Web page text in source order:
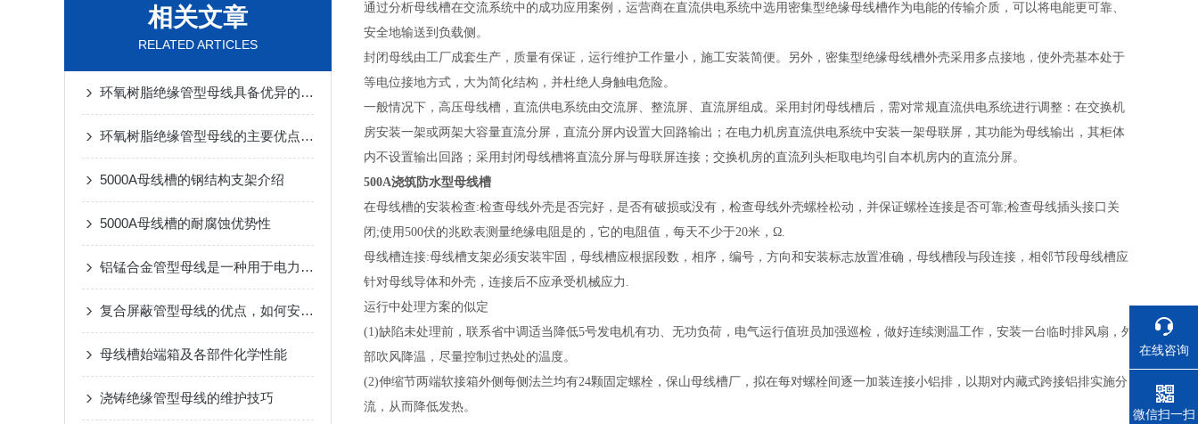
相关文章
RELATED ARTICLES
环氧树脂绝缘管型母线具备优异的电气绝缘性能
环氧树脂绝缘管型母线的主要优点是绝缘性能
5000A母线槽的钢结构支架介绍
5000A母线槽的耐腐蚀优势性
铝锰合金管型母线是一种用于电力传输和配电系统的高效导电材料
复合屏蔽管型母线的优点，如何安装管型母线
母线槽始端箱及各部件化学性能
浇铸绝缘管型母线的维护技巧
通过分析母线槽在交流系统中的成功应用案例，运营商在直流供电系统中选用密集型绝缘母线槽作为电能的传输介质，可以将电能更可靠、
安全地输送到负载侧。
封闭母线由工厂成套生产，质量有保证，运行维护工作量小，施工安装简便。另外，密集型绝缘母线槽外壳采用多点接地，使外壳基本处于
等电位接地方式，大为简化结构，并杜绝人身触电危险。
一般情况下，高压母线槽，直流供电系统由交流屏、整流屏、直流屏组成。采用封闭母线槽后，需对常规直流供电系统进行调整：在交换机
房安装一架或两架大容量直流分屏，直流分屏内设置大回路输出；在电力机房直流供电系统中安装一架母联屏，其功能为母线输出，其柜体
内不设置输出回路；采用封闭母线槽将直流分屏与母联屏连接；交换机房的直流列头柜取电均引自本机房内的直流分屏。
500A浇筑防水型母线槽
在母线槽的安装检查:检查母线外壳是否完好，是否有破损或没有，检查母线外壳螺栓松动，并保证螺栓连接是否可靠;检查母线插头接口关
闭;使用500伏的兆欧表测量绝缘电阻是的，它的电阻值，每天不少于20米，Ω.
母线槽连接:母线槽支架必须安装牢固，母线槽应根据段数，相序，编号，方向和安装标志放置准确，母线槽段与段连接，相邻节段母线槽应
针对母线导体和外壳，连接后不应承受机械应力.
运行中处理方案的似定
(1)缺陷未处理前，联系省中调适当降低5号发电机有功、无功负荷，电气运行值班员加强巡检，做好连续测温工作，安装一台临时排风扇，外
部吹风降温，尽量控制过热处的温度。
(2)伸缩节两端软接箱外侧每侧法兰均有24颗固定螺栓，保山母线槽厂，拟在每对螺栓间逐一加装连接小铝排，以期对内藏式跨接铝排实施分
流，从而降低发热。
在线咨询
电话
微信扫一扫